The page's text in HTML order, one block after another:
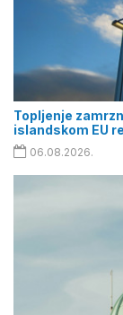
Topljenje
islandskom EU
06.08.2026.